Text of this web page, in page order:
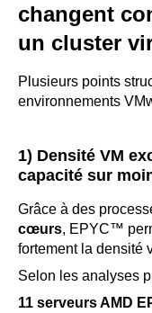
changent
un cluster
Plusieurs points
environnements
1) Densité VM
capacité sur
Grâce à des
cœurs, EPYC™
fortement la densité
Selon les analyses
11 serveurs AMD